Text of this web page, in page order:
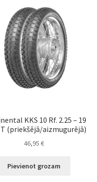
KKS 10 Rf. 2.25 – 19
(priekšējā/aizmugurējā)
46,95€
Pievienot grozam